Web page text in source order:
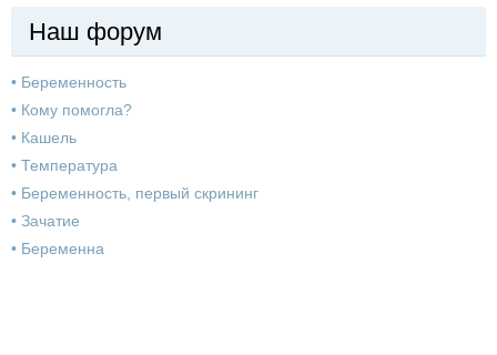
Наш форум
• Беременность
• Кому помогла?
• Кашель
• Температура
• Беременность, первый скрининг
• Зачатие
• Беременна